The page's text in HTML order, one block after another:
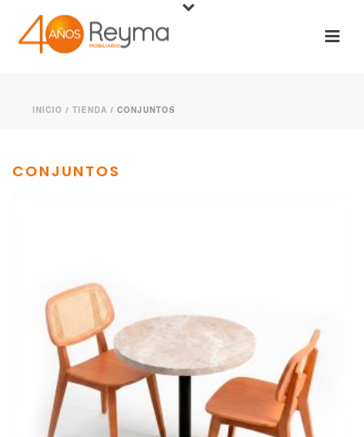
INICIO / TIENDA / CONJUNTOS
CONJUNTOS